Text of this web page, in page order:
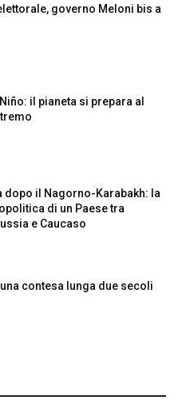
governo Meloni bis a
il pianeta si prepara al
dopo il Nagorno-Karabakh: la
di un Paese tra
e Caucaso
contesa lunga due secoli